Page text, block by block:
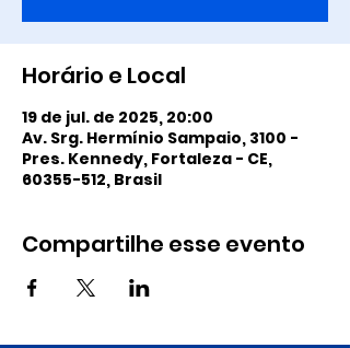
Horário e Local
19 de jul. de 2025, 20:00
Av. Srg. Hermínio Sampaio, 3100 -
Pres. Kennedy, Fortaleza - CE,
60355-512, Brasil
Compartilhe esse evento